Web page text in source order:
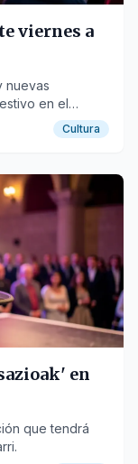
viernes a
nuevas
en el
Cultura
en
que tendrá